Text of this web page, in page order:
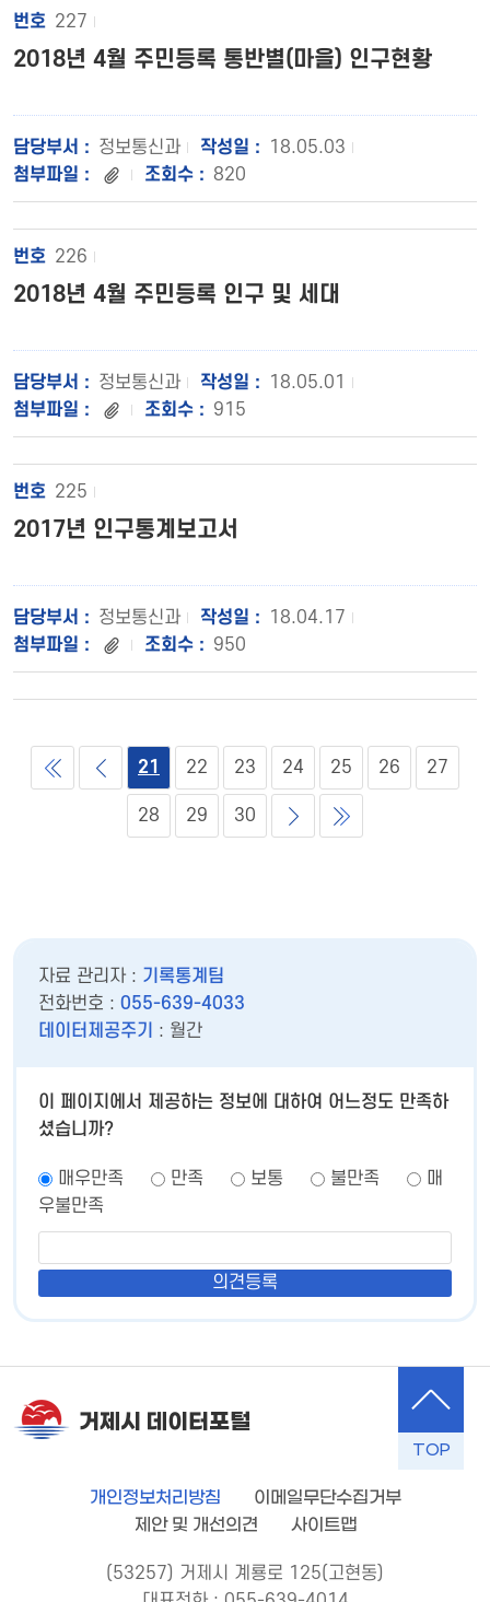
227
2018년 4월 주민등록 통반별(마을) 인구현황
정보통신과
18.05.03
820
226
2018년 4월 주민등록 인구 및 세대
정보통신과
18.05.01
915
225
2017년 인구통계보고서
정보통신과
18.04.17
950
21 22 23 24 25 26 27
28 29 30
자료 관리자 : 기록통계팀
전화번호 : 055-639-4033
데이터제공주기
: 월간
이 페이지에서 제공하는 정보에 대하여 어느정도 만족하
셨습니까?
매우만족 만족 보통 불만족
매
우불만족
거제시 데이터포털
개인정보처리방침
이메일무단수집거부
제안 및 개선의견
사이트맵
(53257) 거제시 계룡로 125(고현동)
TOP